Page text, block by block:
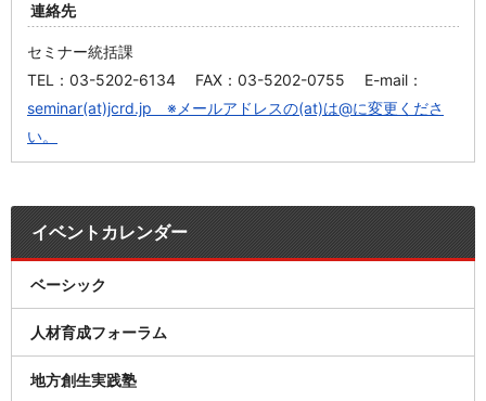
連絡先
セミナー統括課
TEL：03-5202-6134 FAX：03-5202-0755 E-mail：
seminar(at)jcrd.jp ※メールアドレスの(at)は@に変更くださ
い。
イベントカレンダー
ベーシック
人材育成フォーラム
地方創生実践塾